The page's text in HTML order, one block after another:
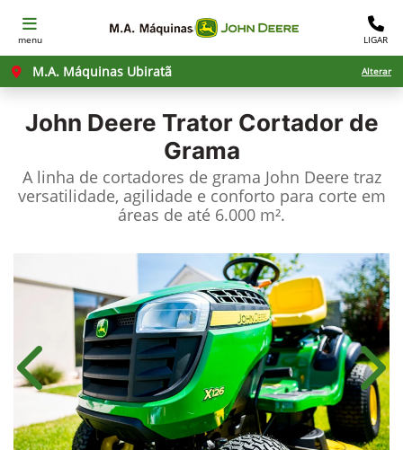
menu LIGAR
M.A. Máquinas Ubiratã Alterar
John Deere Trator Cortador de
Grama
A linha de cortadores de grama John Deere traz
versatilidade, agilidade e conforto para corte em
áreas de até 6.000 m².
Anterior